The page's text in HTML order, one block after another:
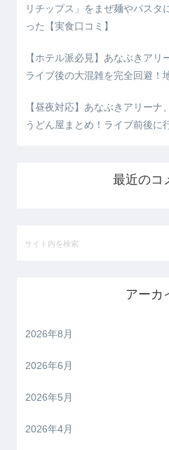
リチップス」をまぜ麺やパスタ
った【実食口コミ】
【ホテル派必見】あなぶきア
ライブ後の大混雑を完全回避！
【昼夜対応】あなぶきアリー
うどん屋まとめ！ライブ前後に
最近のコ
アーカ
2026年8月
2026年6月
2026年5月
2026年4月